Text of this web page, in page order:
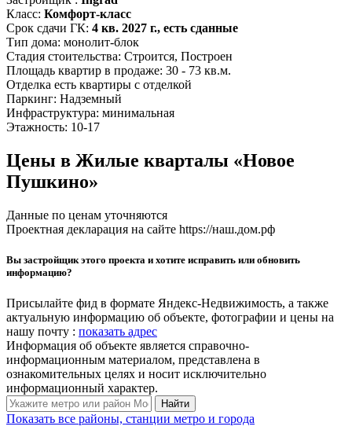
Класс: Комфорт-класс
Срок сдачи ГК: 4 кв. 2027 г., есть сданные
Тип дома: монолит-блок
Стадия стоительства: Строится, Построен
Площадь квартир в продаже: 30 - 73 кв.м.
Отделка есть квартиры с отделкой
Паркинг: Надземный
Инфраструктура: минимальная
Этажность: 10-17
Цены в Жилые кварталы «Новое
Пушкино»
Данные по ценам уточняются
Проектная декларация на сайте https://наш.дом.рф
Вы застройщик этого проекта и хотите исправить или обновить
информацию?
Присылайте фид в формате Яндекс-Недвижимость, а также
актуальную информацию об объекте, фотографии и цены на
нашу почту : показать адрес
Информация об объекте является справочно-
информационным материалом, представлена в
ознакомительных целях и носит исключительно
информационный характер.
Найти
Показать все районы, станции метро и города